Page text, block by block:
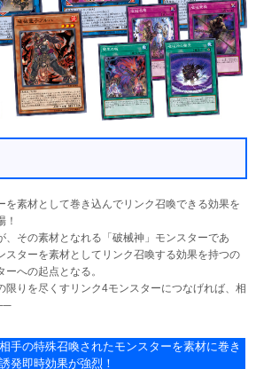
を素材として巻き込んでリンク召喚できる効果を
！
、その素材となれる「破械神」モンスターであ
スターを素材としてリンク召喚する効果を持つの
への起点となる。
限りを尽くすリンク4モンスターにつなげれば、相
手の特殊召喚されたモンスターを素材に巻き
発即時効果が強烈！